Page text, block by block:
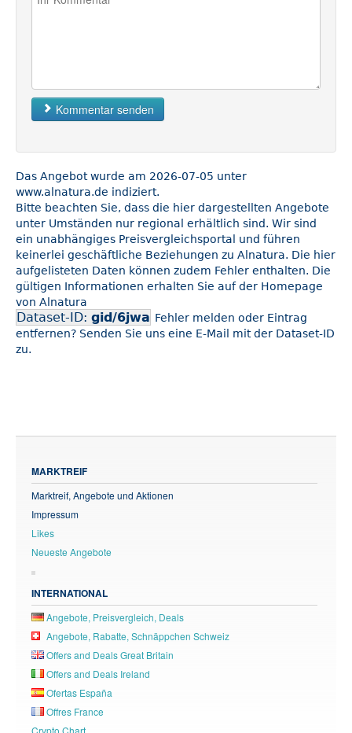
Kommentar senden
Das Angebot wurde am 2026-07-05 unter
www.alnatura.de indiziert.
Bitte beachten Sie, dass die hier dargestellten Angebote
unter Umständen nur regional erhältlich sind. Wir sind
ein unabhängiges Preisvergleichsportal und führen
keinerlei geschäftliche Beziehungen zu Alnatura. Die hier
aufgelisteten Daten können zudem Fehler enthalten. Die
gültigen Informationen erhalten Sie auf der Homepage
von Alnatura
Dataset-ID: gid/6jwa Fehler melden oder Eintrag
entfernen? Senden Sie uns eine E-Mail mit der Dataset-ID
zu.
MARKTREIF
Marktreif, Angebote und Aktionen
Impressum
Likes
Neueste Angebote
INTERNATIONAL
Angebote, Preisvergleich, Deals
Angebote, Rabatte, Schnäppchen Schweiz
Offers and Deals Great Britain
Offers and Deals Ireland
Ofertas España
Offres France